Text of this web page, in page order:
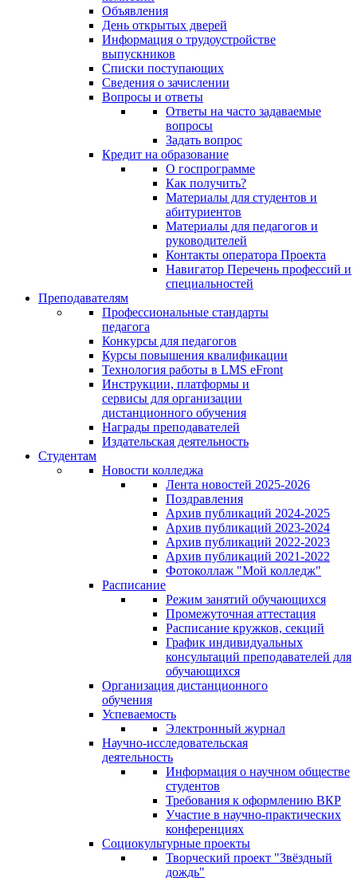
Объявления
День открытых дверей
Информация о трудоустройстве
выпускников
Списки поступающих
Сведения о зачислении
Вопросы и ответы
Ответы на часто задаваемые
вопросы
Задать вопрос
Кредит на образование
О госпрограмме
Как получить?
Материалы для студентов и
абитуриентов
Материалы для педагогов и
руководителей
Контакты оператора Проекта
Навигатор Перечень профессий и
специальностей
Преподавателям
Профессиональные стандарты
педагога
Конкурсы для педагогов
Курсы повышения квалификации
Технология работы в LMS eFront
Инструкции, платформы и
сервисы для организации
дистанционного обучения
Награды преподавателей
Издательская деятельность
Студентам
Новости колледжа
Лента новостей 2025-2026
Поздравления
Архив публикаций 2024-2025
Архив публикаций 2023-2024
Архив публикаций 2022-2023
Архив публикаций 2021-2022
Фотоколлаж "Мой колледж"
Расписание
Режим занятий обучающихся
Промежуточная аттестация
Расписание кружков, секций
График индивидуальных
консультаций преподавателей для
обучающихся
Организация дистанционного
обучения
Успеваемость
Электронный журнал
Научно-исследовательская
деятельность
Информация о научном обществе
студентов
Требования к оформлению ВКР
Участие в научно-практических
конференциях
Социокультурные проекты
Творческий проект "Звёздный
дождь"